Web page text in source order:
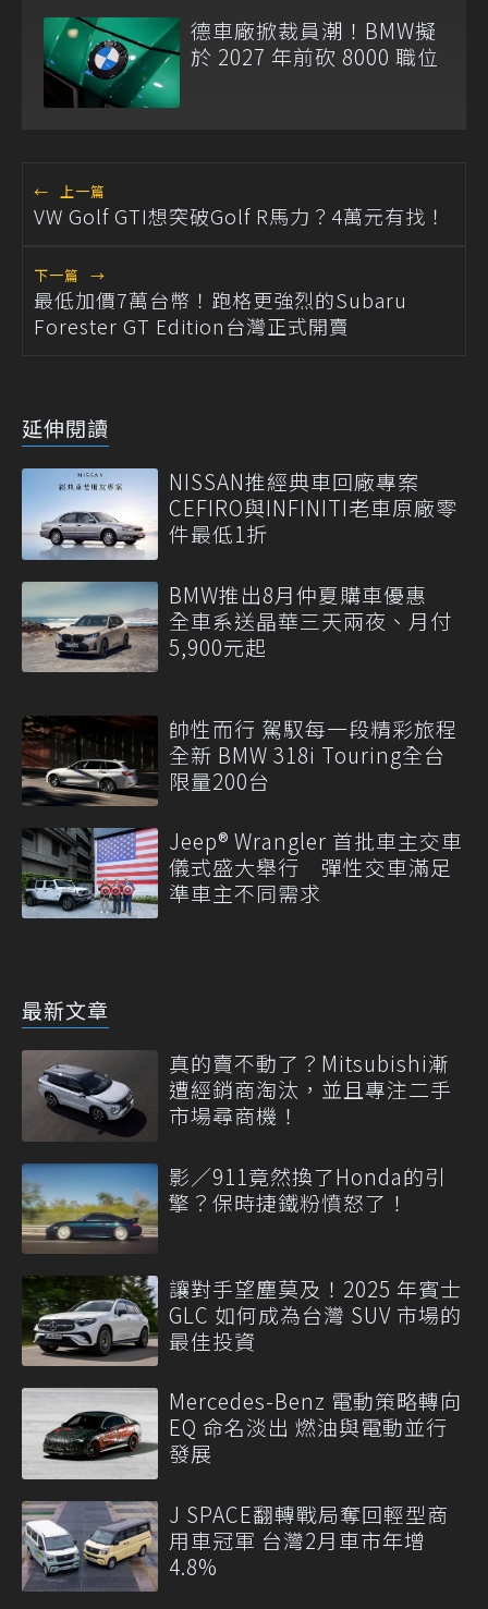
德車廠掀裁員潮！BMW擬
於 2027 年前砍 8000 職位
← 上一篇
VW Golf GTI想突破Golf R馬力？4萬元有找！
下一篇 →
最低加價7萬台幣！跑格更強烈的Subaru
Forester GT Edition台灣正式開賣
延伸閱讀
NISSAN推經典車回廠專案
CEFIRO與INFINITI老車原廠零
件最低1折
BMW推出8月仲夏購車優惠
全車系送晶華三天兩夜、月付
5,900元起
帥性而行 駕馭每一段精彩旅程
全新 BMW 318i Touring全台
限量200台
Jeep® Wrangler 首批車主交車
儀式盛大舉行 彈性交車滿足
準車主不同需求
最新文章
真的賣不動了？Mitsubishi漸
遭經銷商淘汰，並且專注二手
市場尋商機！
影／911竟然換了Honda的引
擎？保時捷鐵粉憤怒了！
讓對手望塵莫及！2025 年賓士
GLC 如何成為台灣 SUV 市場的
最佳投資
Mercedes-Benz 電動策略轉向
EQ 命名淡出 燃油與電動並行
發展
J SPACE翻轉戰局奪回輕型商
用車冠軍 台灣2月車市年增
4.8%